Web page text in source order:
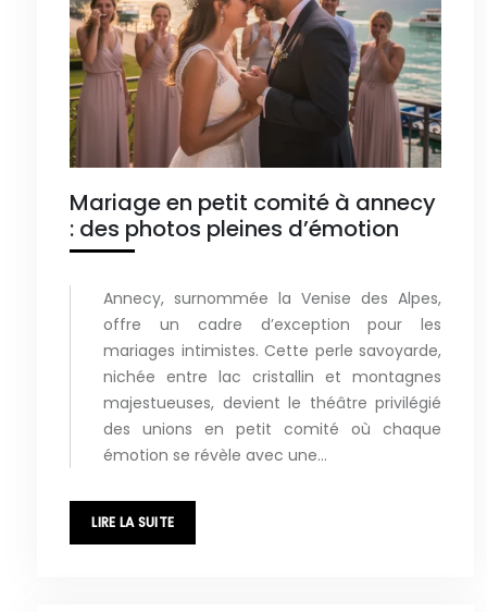
Mariage en petit comité à annecy
: des photos pleines d’émotion
Annecy, surnommée la Venise des Alpes,
offre un cadre d’exception pour les
mariages intimistes. Cette perle savoyarde,
nichée entre lac cristallin et montagnes
majestueuses, devient le théâtre privilégié
des unions en petit comité où chaque
émotion se révèle avec une…
LIRE LA SUITE